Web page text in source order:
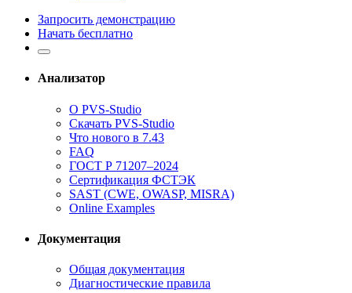
Запросить демонстрацию
Начать бесплатно
Анализатор
О PVS-Studio
Скачать PVS-Studio
Что нового в 7.43
FAQ
ГОСТ Р 71207–2024
Сертификация ФСТЭК
SAST (CWE, OWASP, MISRA)
Online Examples
Документация
Общая документация
Диагностические правила